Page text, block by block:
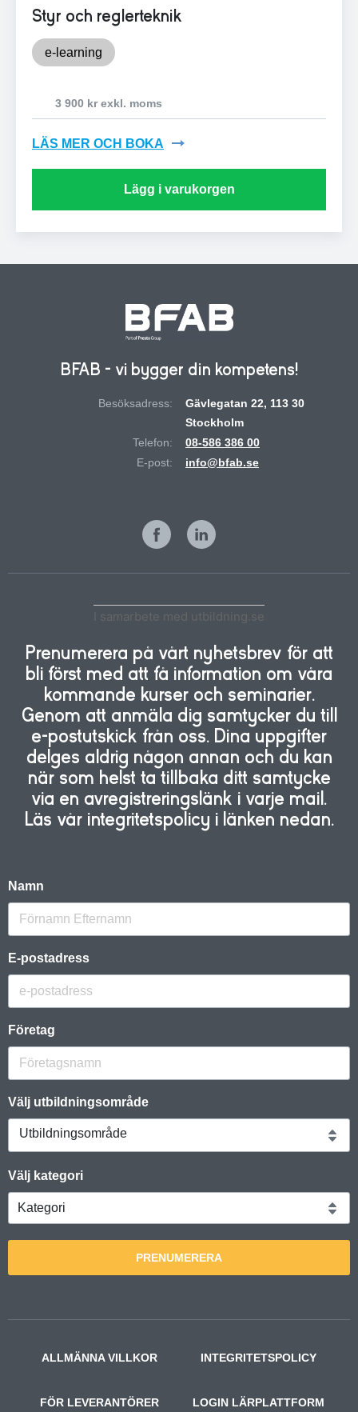
Styr och reglerteknik
e-learning
3 900 kr exkl. moms
LÄS MER OCH BOKA
Lägg i varukorgen
BFAB - vi bygger din kompetens!
Besöksadress:
Gävlegatan 22, 113 30
Stockholm
Telefon:
08-586 386 00
E-post:
info@bfab.se
I samarbete med utbildning.se
Prenumerera på vårt nyhetsbrev för att
bli först med att få information om våra
kommande kurser och seminarier.
Genom att anmäla dig samtycker du till
e-postutskick från oss. Dina uppgifter
delges aldrig någon annan och du kan
när som helst ta tillbaka ditt samtycke
via en avregistreringslänk i varje mail.
Läs vår integritetspolicy i länken nedan.
Namn
E-postadress
Företag
Välj utbildningsområde
Utbildningsområde
Välj kategori
PRENUMERERA
ALLMÄNNA VILLKOR INTEGRITETSPOLICY
FÖR LEVERANTÖRER LOGIN LÄRPLATTFORM